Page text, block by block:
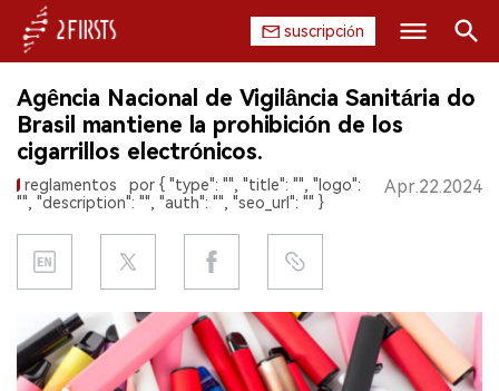
suscripción
INICIO
EMPRESA
REGULACIÓN
CHINA
DATOS
Buscar
Agência Nacional de Vigilância Sanitária do
Brasil mantiene la prohibición de los
cigarrillos electrónicos.
reglamentos
por { "type": "", "title": "", "logo":
"", "description": "", "auth": "", "seo_url": "" }
Apr.22.2024